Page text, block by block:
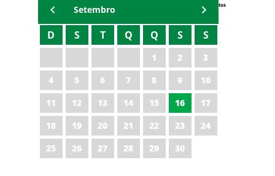
Eventos
Setembro
D S T Q Q S S
1 2
3
4
5 6 7 8 9
10
11
12 13 14 15 16
17
18
19 20 21 22 23
24
25
26 27 28 29 30